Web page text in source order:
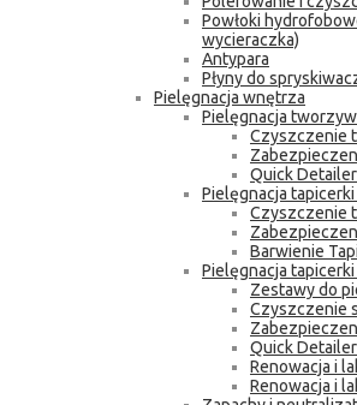
Powłoki
wycieraczka)
Antypara
Płyny do
Pielęgnacja wnętrza
Pielęgnacja
Czyszczenie
Quick
Pielęgnacja tapicerki
Czyszczenie
Barwienie
Pielęgnacja
Zestawy do
Czyszczenie
Quick
Renowacja i
Renowacja i